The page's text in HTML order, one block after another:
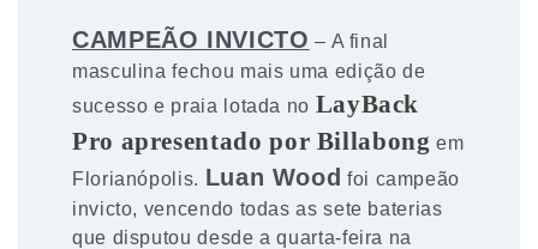
CAMPEÃO INVICTO – A final
masculina fechou mais uma edição de
sucesso e praia lotada no LayBack
Pro apresentado por Billabong em
Florianópolis. Luan Wood foi campeão
invicto, vencendo todas as sete baterias
que disputou desde a quarta-feira na